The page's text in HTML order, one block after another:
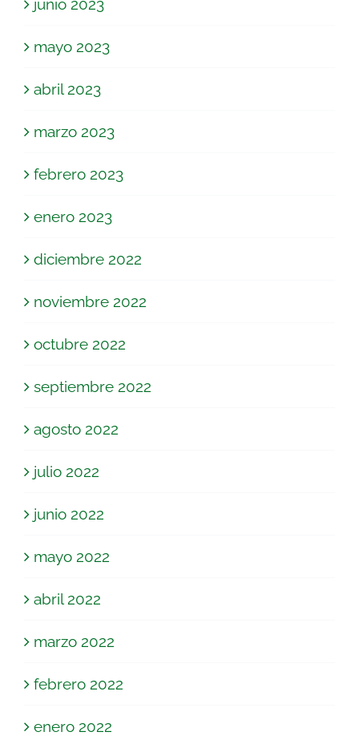
junio 2023
mayo 2023
abril 2023
marzo 2023
febrero 2023
enero 2023
diciembre 2022
noviembre 2022
octubre 2022
septiembre 2022
agosto 2022
julio 2022
junio 2022
mayo 2022
abril 2022
marzo 2022
febrero 2022
enero 2022